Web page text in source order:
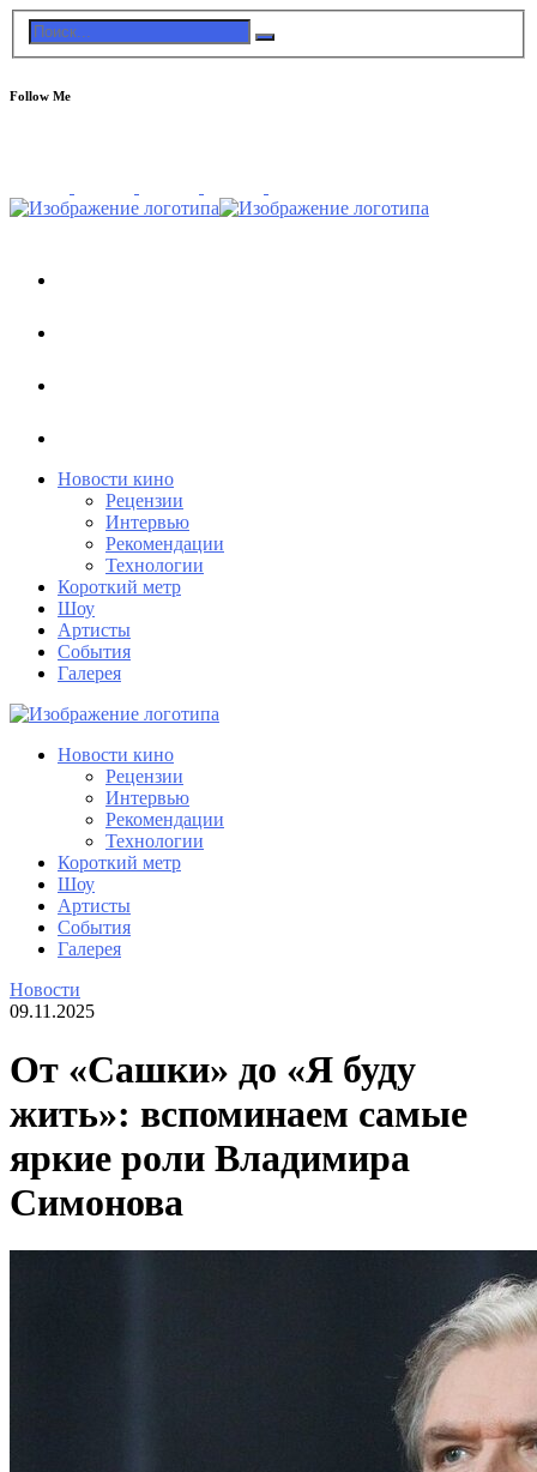
Follow Me
Новости кино
Рецензии
Интервью
Рекомендации
Технологии
Короткий метр
Шоу
Артисты
События
Галерея
Новости кино
Рецензии
Интервью
Рекомендации
Технологии
Короткий метр
Шоу
Артисты
События
Галерея
Новости
09.11.2025
От «Сашки» до «Я буду
жить»: вспоминаем самые
яркие роли Владимира
Симонова